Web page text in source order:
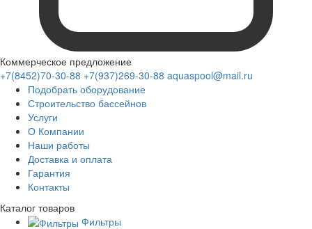
Коммерческое предложение
+7(8452)70-30-88 +7(937)269-30-88 aquaspool@mail.ru
Подобрать оборудование
Строительство бассейнов
Услуги
О Компании
Наши работы
Доставка и оплата
Гарантия
Контакты
Каталог товаров
Фильтры